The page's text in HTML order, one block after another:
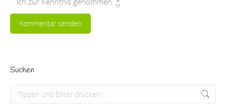
Kommentar senden
Suchen
Search: